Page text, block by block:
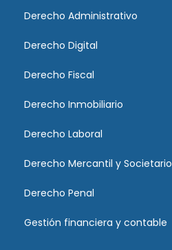
Derecho Administrativo
Derecho Digital
Derecho Fiscal
Derecho Inmobiliario
Derecho Laboral
Derecho Mercantil y Societario
Derecho Penal
Gestión financiera y contable